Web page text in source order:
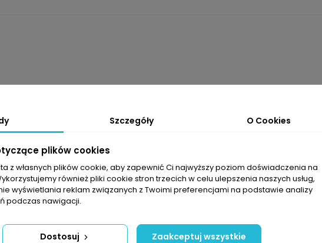
Normalny
Szczegóły O Cookies
plików cookies
z własnych plików cookie, aby zapewnić Ci najwyższy poziom doświadczenia na
również pliki cookie stron trzecich w celu ulepszenia naszych usług,
wyświetlania reklam związanych z Twoimi preferencjami na podstawie analizy
podczas nawigacji.
Dostosuj Zaakceptuj wszystkie